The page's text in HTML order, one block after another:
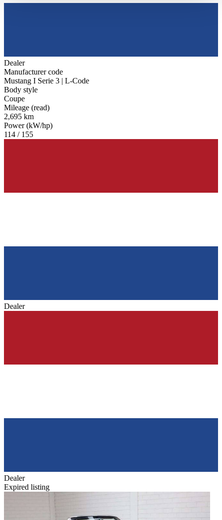
haben oder die sie im Rahmen Ihrer Nutzung der Dienste
Dealer
Manufacturer code
Mustang I Serie 3 | L-Code
Body style
Coupe
Mileage (read)
2,695 km
Power (kW/hp)
114 / 155
Dealer
Dealer
Expired listing